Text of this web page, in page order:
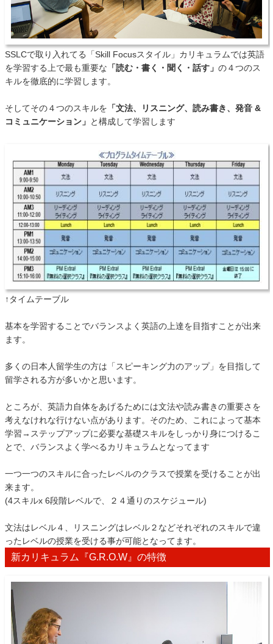
SSLCで取り入れてる「Skill Focusスタイル」カリキュラムでは英語
を学習する上で最も重要な 「読む・書く・聞く・話す」の４つのス
キルを徹底的に学習します。
そしてその４つのスキルを 「文法、リスニング、読み書き、発音 &
コミュニケーション」 と構成して学習します
↑タイムテーブル
基本を学習することでバランスよく英語の上達を目指すことが出来
ます。
多くの日本人留学生の方は「スピーキング力のアップ」を目指して
留学される方が多いかと思います。
ところが、英語力自体をあげるためには文法や読み書きの重要さを
考えなけれな行けない点があります。そのため、これによって基本
学習→ステップアップに必要な基礎スキルをしっかり身につけるこ
とで、バランスよく学べるカリキュラムとなってます
一つ一つのスキルに合ったレベルのクラスで授業を受けることが出
来ます。
(4スキルx 6段階レベルで、２４通りのスケジュール)
文法はレベル４、リスニングはレベル２などそれぞれのスキルで違
ったレベルの授業を受ける事が可能となってます。
新カリキュラム『G.R.O.W』の特徴